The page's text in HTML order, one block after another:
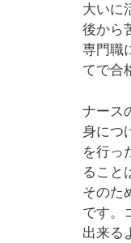
大いに
後から
専門職
てで合
ナース
身につ
を行っ
ること
そのた
です。
出来る